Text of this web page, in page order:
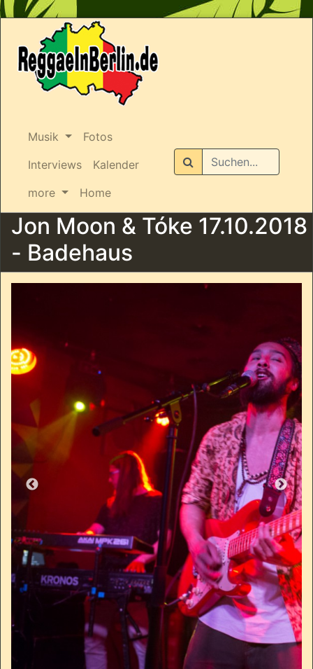
Musik
Fotos
Interviews
Kalender
more
Home
Suchen
Jon Moon & Tóke 17.10.2018
- Badehaus